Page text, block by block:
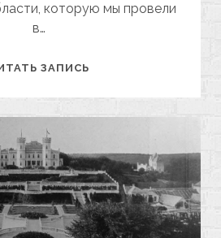
которую мы провели
в…
ЗАПИСЬ